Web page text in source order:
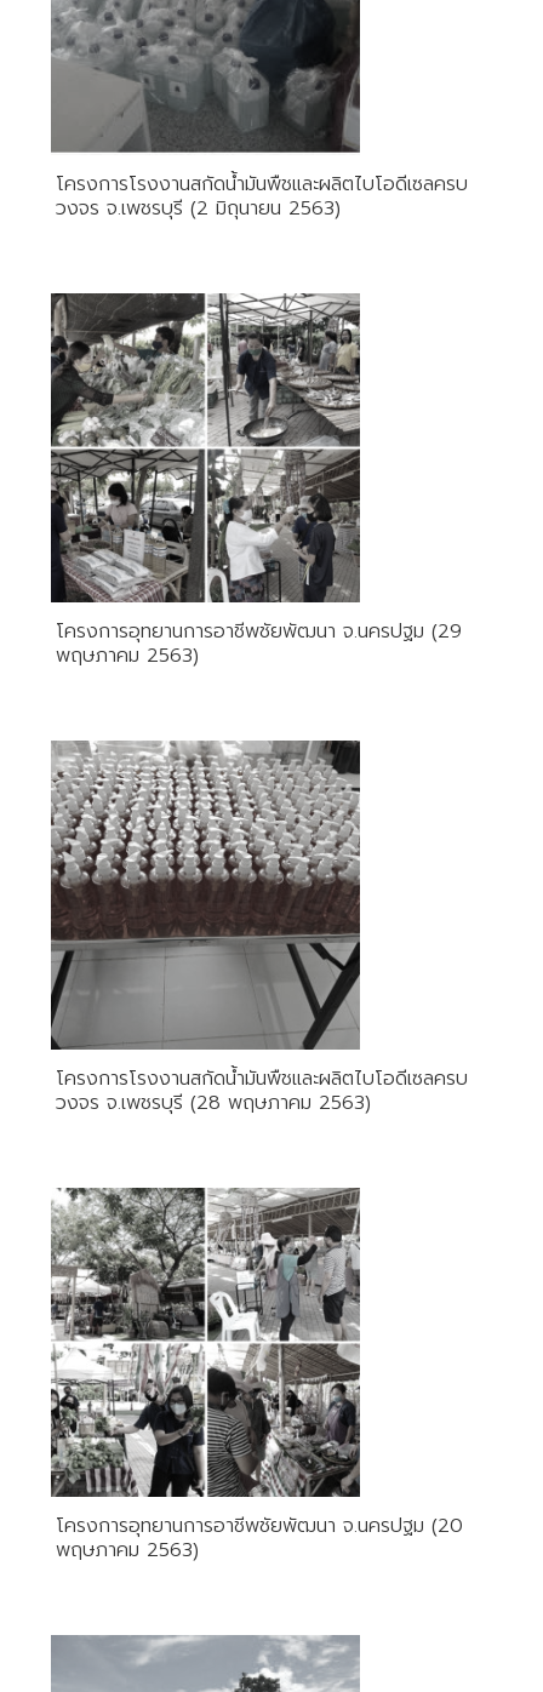
โครงการโรงงานสกัดน้ำมันพืชและผลิตไบโอดีเซลครบ
วงจร​ จ.เพชรบุรี (2 มิถุนายน 2563)
โครงการอุทยานการอาชีพชัยพัฒนา จ.นครปฐม (29
พฤษภาคม 2563)
โครงการโรงงานสกัดน้ำมันพืชและผลิตไบโอดีเซลครบ
วงจร​ จ.เพชรบุรี (28 พฤษภาคม 2563)
โครงการอุทยานการอาชีพชัยพัฒนา จ.นครปฐม (20
พฤษภาคม 2563)